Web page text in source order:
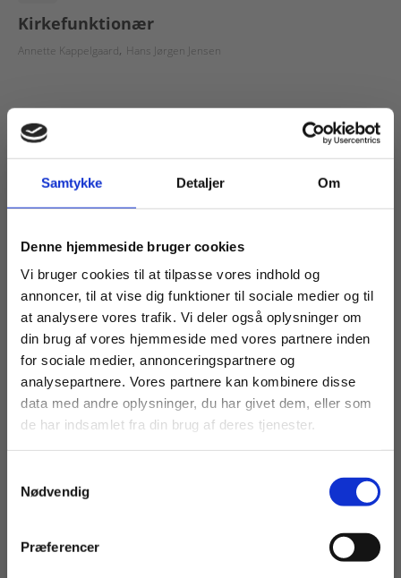
Samtykke Detaljer Om
Denne hjemmeside bruger cookies
Vi bruger cookies til at tilpasse vores indhold og
annoncer, til at vise dig funktioner til sociale medier og til
at analysere vores trafik. Vi deler også oplysninger om
din brug af vores hjemmeside med vores partnere inden
for sociale medier, annonceringspartnere og
analysepartnere. Vores partnere kan kombinere disse
data med andre oplysninger, du har givet dem, eller som
de har indsamlet fra din brug af deres tjenester.
Nødvendig
Præferencer
Kirkefunktionær
Annette Kappelgaard Hans Jørgen Jensen
Fra
159,00 KR.
Serie
Kirkefunktionær
Køb læremidler og find masterclasses mm.
Fortsæt som:
For privatkunder og
studerende. Du får
vist priser inkl.
For institutioner og
virksomheder. Du
får vist priser ekskl.